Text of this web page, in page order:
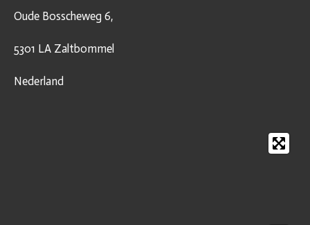
Oude Bosscheweg 6,
5301 LA Zaltbommel
Nederland